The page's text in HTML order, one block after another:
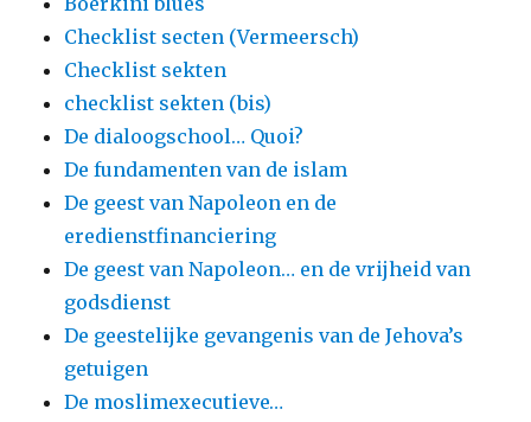
Checklist secten (Vermeersch)
Checklist sekten
checklist sekten (bis)
De dialoogschool… Quoi?
De fundamenten van de islam
De geest van Napoleon en de
eredienstfinanciering
De geest van Napoleon… en de vrijheid van
godsdienst
De geestelijke gevangenis van de Jehova’s
getuigen
De moslimexecutieve…